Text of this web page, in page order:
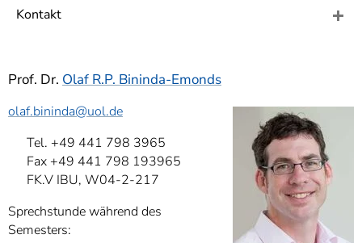
Kontakt
Prof. Dr. Olaf R.P. Bininda-Emonds
olaf.bininda@uol.de
Tel. +49 441 798 3965
Fax +49 441 798 193965
FK.V IBU, W04-2-217
Sprechstunde während des
Semesters: